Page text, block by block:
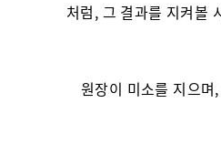
처럼, 그 결과를 지켜볼
원장이 미소를 지으